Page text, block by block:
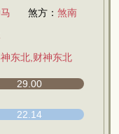
煞方： 煞南
东北,财神东北
29.00
22.14